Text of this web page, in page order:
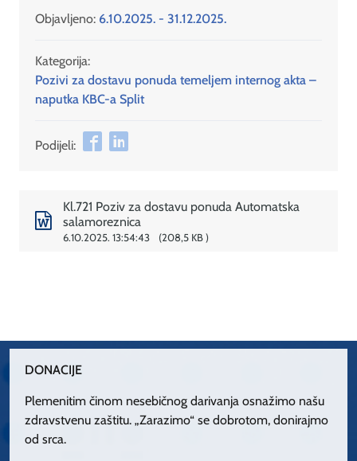
Objavljeno: 6.10.2025. - 31.12.2025.
Kategorija:
Pozivi za dostavu ponuda temeljem internog akta –
naputka KBC-a Split
Podijeli:
Kl.721 Poziv za dostavu ponuda Automatska
salamoreznica
6.10.2025. 13:54:43 208,5 KB
DONACIJE
Plemenitim činom nesebičnog darivanja osnažimo našu
zdravstvenu zaštitu. „Zarazimo“ se dobrotom, donirajmo
od srca.